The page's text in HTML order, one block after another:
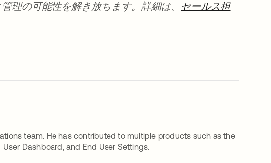
理の可能性を解き放ちます。詳細は、
セールス担
team. He has contributed to multiple products such as the
Dashboard, and End User Settings.